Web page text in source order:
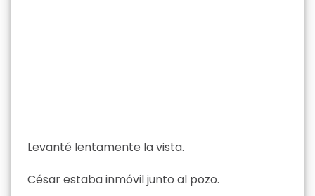
Levanté lentamente la vista.
César estaba inmóvil junto al pozo.